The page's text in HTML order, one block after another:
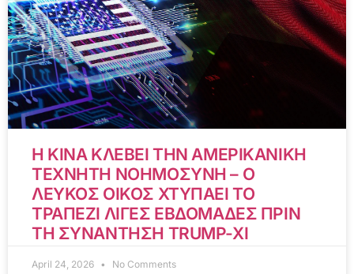
Η ΚΙΝΑ ΚΛΕΒΕΙ ΤΗΝ ΑΜΕΡΙΚΑΝΙΚΗ
ΤΕΧΝΗΤΗ ΝΟΗΜΟΣΥΝΗ – Ο
ΛΕΥΚΟΣ ΟΙΚΟΣ ΧΤΥΠΑΕΙ ΤΟ
ΤΡΑΠΕΖΙ ΛΙΓΕΣ ΕΒΔΟΜΑΔΕΣ ΠΡΙΝ
ΤΗ ΣΥΝΑΝΤΗΣΗ TRUMP-XI
April 24, 2026 No Comments